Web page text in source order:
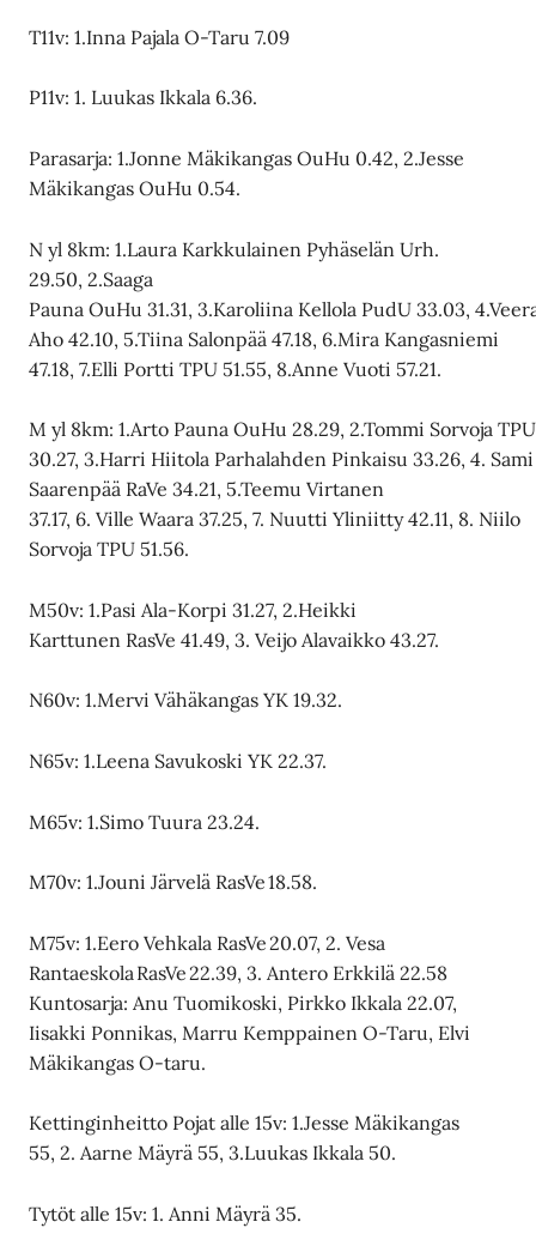
T11v: 1.Inna Pajala O-Taru 7.09
P11v: 1. Luukas Ikkala 6.36.
Parasarja: 1.Jonne Mäkikangas OuHu 0.42, 2.Jesse
Mäkikangas OuHu 0.54.
N yl 8km: 1.Laura Karkkulainen Pyhäselän Urh.
29.50, 2.Saaga
Pauna OuHu 31.31, 3.Karoliina Kellola PudU 33.03,
Aho 42.10, 5.Tiina Salonpää 47.18, 6.Mira Kangasniemi
47.18, 7.Elli Portti TPU 51.55, 8.Anne Vuoti 57.21.
M yl 8km: 1.Arto Pauna OuHu 28.29, 2.Tommi Sorvoja TPU
30.27, 3.Harri Hiitola Parhalahden Pinkaisu 33.26, 4. Sami
Saarenpää RaVe 34.21, 5.Teemu Virtanen
37.17, 6. Ville Waara 37.25, 7. Nuutti Yliniitty 42.11, 8. Niilo
Sorvoja TPU 51.56.
M50v: 1.Pasi Ala-Korpi 31.27, 2.Heikki
Karttunen RasVe 41.49, 3. Veijo Alavaikko 43.27.
N60v: 1.Mervi Vähäkangas YK 19.32.
N65v: 1.Leena Savukoski YK 22.37.
M65v: 1.Simo Tuura 23.24.
M70v: 1.Jouni Järvelä RasVe 18.58.
M75v: 1.Eero Vehkala RasVe 20.07, 2. Vesa
Rantaeskola RasVe 22.39, 3. Antero Erkkilä 22.58
Kuntosarja: Anu Tuomikoski, Pirkko Ikkala 22.07,
Iisakki Ponnikas, Marru Kemppainen O-Taru, Elvi
Mäkikangas O-taru.
Kettinginheitto Pojat alle 15v: 1.Jesse Mäkikangas
55, 2. Aarne Mäyrä 55, 3.Luukas Ikkala 50.
Tytöt alle 15v: 1. Anni Mäyrä 35.